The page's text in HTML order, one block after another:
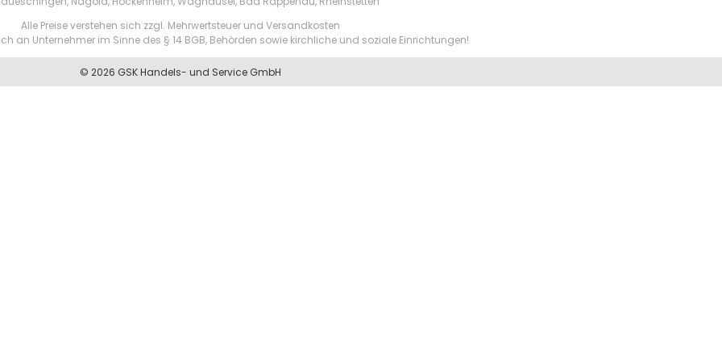
Alle Preise verstehen sich zzgl. Mehrwertsteuer und Versandkosten
an Unternehmer im Sinne des § 14 BGB, Behörden sowie kirchliche und soziale Einrichtungen!
© 2026 GSK Handels- und Service GmbH